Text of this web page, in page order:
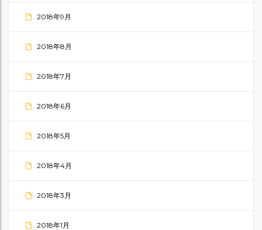
2018年9月
2018年8月
2018年7月
2018年6月
2018年5月
2018年4月
2018年3月
2018年1月